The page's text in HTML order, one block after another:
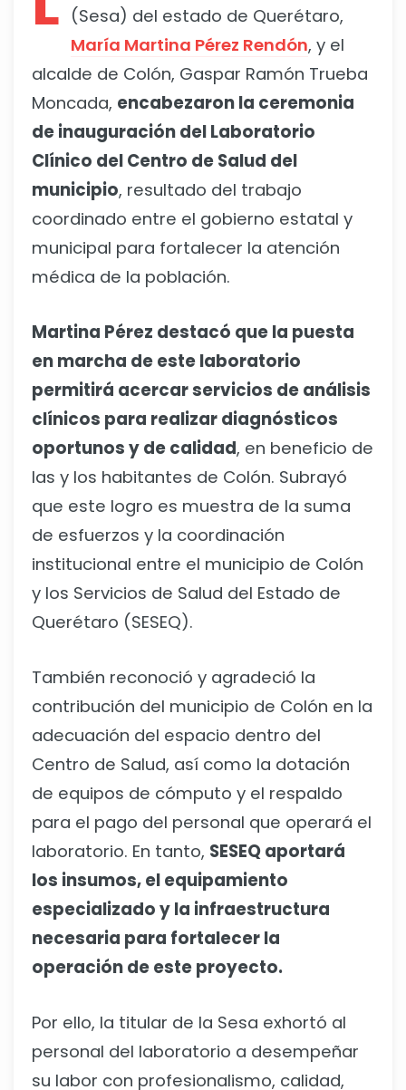
(Sesa) del estado de Querétaro,
María Martina Pérez Rendón, y el
alcalde de Colón, Gaspar Ramón Trueba
Moncada, encabezaron la ceremonia
de inauguración del Laboratorio
Clínico del Centro de Salud del
municipio, resultado del trabajo
coordinado entre el gobierno estatal y
municipal para fortalecer la atención
médica de la población.
Martina Pérez destacó que la puesta
en marcha de este laboratorio
permitirá acercar servicios de análisis
clínicos para realizar diagnósticos
oportunos y de calidad, en beneficio de
las y los habitantes de Colón. Subrayó
que este logro es muestra de la suma
de esfuerzos y la coordinación
institucional entre el municipio de Colón
y los Servicios de Salud del Estado de
Querétaro (SESEQ).
También reconoció y agradeció la
contribución del municipio de Colón en la
adecuación del espacio dentro del
Centro de Salud, así como la dotación
de equipos de cómputo y el respaldo
para el pago del personal que operará el
laboratorio. En tanto, SESEQ aportará
los insumos, el equipamiento
especializado y la infraestructura
necesaria para fortalecer la
operación de este proyecto.
Por ello, la titular de la Sesa exhortó al
personal del laboratorio a desempeñar
su labor con profesionalismo, calidad,